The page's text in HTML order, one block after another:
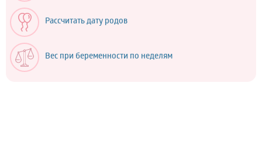
Рассчитать дату родов
Вес при беременности по неделям